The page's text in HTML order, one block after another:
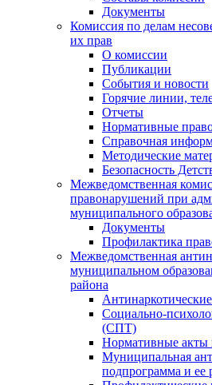
Документы
Комиссия по делам
их прав
О комиссии
Публикации
События и новости
Горячие линии,
Отчеты
Нормативные
Справочная
Методические
Безопасность
Межведомственная
правонарушений при
муниципального
Документы
Профилактика
Межведомственная
муниципальном
района
Социально-
(СПТ)
Нормативные акты
Муниципальная
подпрограмма и ее